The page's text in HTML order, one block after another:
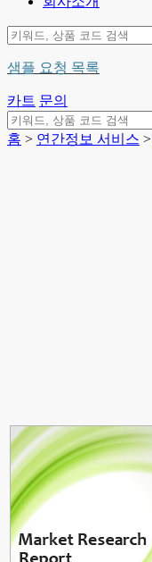
샘플 요청 목록
카트 문의
홈 > 연간정보 서비스 >